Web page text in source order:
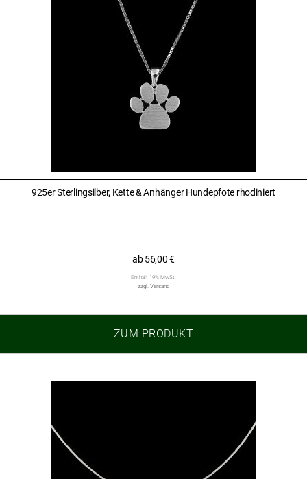
925er Sterlingsilber, Kette & Anhänger Hundepfote rhodiniert
ab56,00€
Enthält 19% MwSt.
zzgl. Versand
ZUM PRODUKT